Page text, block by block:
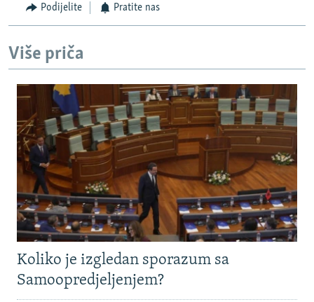
Podijelite Pratite nas
Više priča
Koliko je izgledan sporazum sa
Samoopredjeljenjem?